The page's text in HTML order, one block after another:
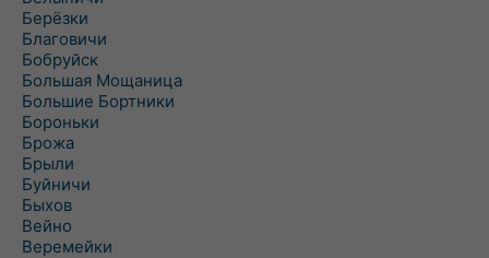
Берёзки
Благовичи
Бобруйск
Большая Мощаница
Большие Бортники
Бороньки
Брожа
Брыли
Буйничи
Быхов
Вейно
Веремейки